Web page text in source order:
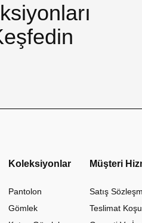
Koleksiyonlar
Pantolon
Gömlek
Müşteri
Satış
Teslimat